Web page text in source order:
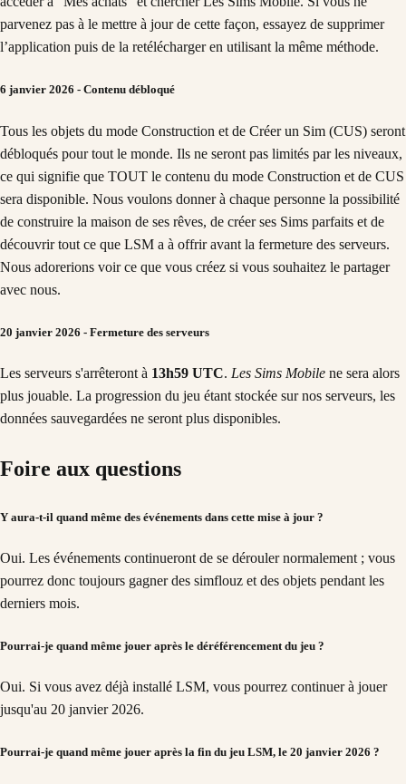
parvenez pas à le mettre à jour de cette façon, essayez de supprimer
l’application puis de la retélécharger en utilisant la même méthode.
6 janvier 2026 - Contenu débloqué
Tous les objets du mode Construction et de Créer un Sim (CUS) seront
débloqués pour tout le monde. Ils ne seront pas limités par les niveaux,
ce qui signifie que TOUT le contenu du mode Construction et de CUS
sera disponible. Nous voulons donner à chaque personne la possibilité
de construire la maison de ses rêves, de créer ses Sims parfaits et de
découvrir tout ce que LSM a à offrir avant la fermeture des serveurs.
Nous adorerions voir ce que vous créez si vous souhaitez le partager
avec nous.
20 janvier 2026 - Fermeture des serveurs
Les serveurs s'arrêteront à 13h59 UTC. Les Sims Mobile ne sera alors
plus jouable. La progression du jeu étant stockée sur nos serveurs, les
données sauvegardées ne seront plus disponibles.
Foire aux questions
Y aura-t-il quand même des événements dans cette mise à jour ?
Oui. Les événements continueront de se dérouler normalement ; vous
pourrez donc toujours gagner des simflouz et des objets pendant les
derniers mois.
Pourrai-je quand même jouer après le déréférencement du jeu ?
Oui. Si vous avez déjà installé LSM, vous pourrez continuer à jouer
jusqu'au 20 janvier 2026.
Pourrai-je quand même jouer après la fin du jeu LSM, le 20 janvier 2026 ?